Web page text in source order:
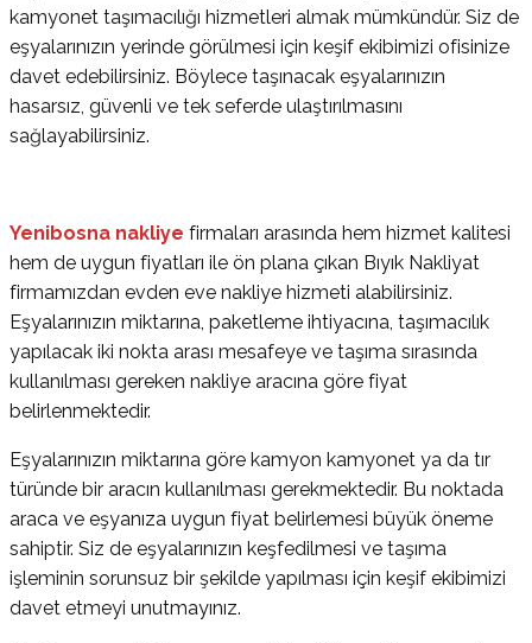
kamyonet taşımacılığı hizmetleri almak mümkündür. Siz de
eşyalarınızın yerinde görülmesi için keşif ekibimizi ofisinize
davet edebilirsiniz. Böylece taşınacak eşyalarınızın
hasarsız, güvenli ve tek seferde ulaştırılmasını
sağlayabilirsiniz.
Yenibosna nakliye firmaları arasında hem hizmet kalitesi
hem de uygun fiyatları ile ön plana çıkan Bıyık Nakliyat
firmamızdan evden eve nakliye hizmeti alabilirsiniz.
Eşyalarınızın miktarına, paketleme ihtiyacına, taşımacılık
yapılacak iki nokta arası mesafeye ve taşıma sırasında
kullanılması gereken nakliye aracına göre fiyat
belirlenmektedir.
Eşyalarınızın miktarına göre kamyon kamyonet ya da tır
türünde bir aracın kullanılması gerekmektedir. Bu noktada
araca ve eşyanıza uygun fiyat belirlemesi büyük öneme
sahiptir. Siz de eşyalarınızın keşfedilmesi ve taşıma
işleminin sorunsuz bir şekilde yapılması için keşif ekibimizi
davet etmeyi unutmayınız.